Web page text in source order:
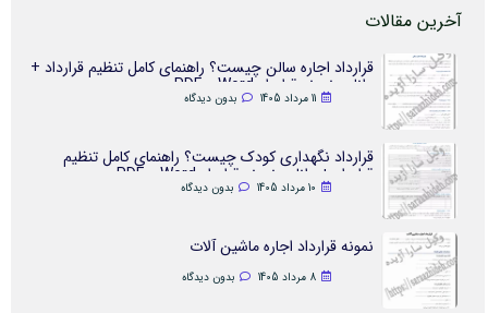
آخرین مقالات
قرارداد اجاره سالن چیست؟ راهنمای کامل تنظیم قرارداد +
دانلود نمونه قرارداد Word و PDF
11 مرداد 1405 بدون دیدگاه
قرارداد نگهداری کودک چیست؟ راهنمای کامل تنظیم
قرارداد + دانلود نمونه قرارداد Word و PDF
10 مرداد 1405 بدون دیدگاه
نمونه قرارداد اجاره ماشین آلات
8 مرداد 1405 بدون دیدگاه